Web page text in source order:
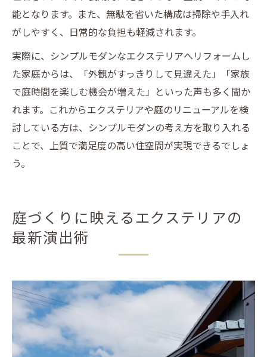
能となります。また、無駄を省いた構成は掃除や手入れ
がしやすく、日常的な負担も軽減されます。
実際に、シンプルモダンなエクステリアへリフォームし
た家庭からは、「外観がすっきりして見違えた」「家族
で庭時間を楽しむ機会が増えた」といった声も多く聞か
れます。これからエクステリアや庭のリニューアルを検
討している方は、シンプルモダンの考え方を取り入れる
ことで、上質で満足度の高い住空間が実現できるでしょ
う。
庭づくりに映えるエクステリアの
最新演出術